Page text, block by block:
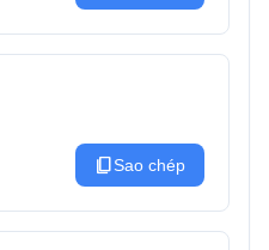
content_copySao chép